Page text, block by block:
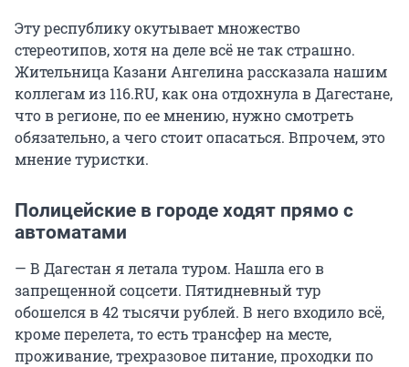
Эту республику окутывает множество
стереотипов, хотя на деле всё не так страшно.
Жительница Казани Ангелина рассказала нашим
коллегам из 116.RU, как она отдохнула в Дагестане,
что в регионе, по ее мнению, нужно смотреть
обязательно, а чего стоит опасаться. Впрочем, это
мнение туристки.
Полицейские в городе ходят прямо с
автоматами
— В Дагестан я летала туром. Нашла его в
запрещенной соцсети. Пятидневный тур
обошелся в 42 тысячи рублей. В него входило всё,
кроме перелета, то есть трансфер на месте,
проживание, трехразовое питание, проходки по